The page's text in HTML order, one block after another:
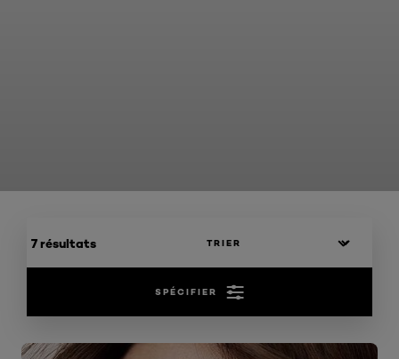
7 résultats
SPÉCIFIER